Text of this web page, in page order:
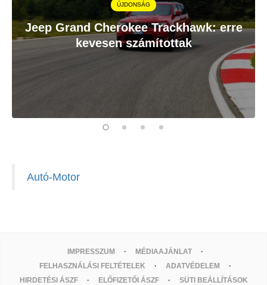
ÚJDONSÁG
Jeep Grand Cherokee Trackhawk: erre
kevesen számítottak
Autó-Motor
IMPRESSZUM
MÉDIAAJÁNLAT
FELHASZNÁLÁSI FELTÉTELEK
ADATVÉDELEM
HIRDETÉSI ÁSZF
ELŐFIZETŐI ÁSZF SÜTI BEÁLLÍTÁSOK